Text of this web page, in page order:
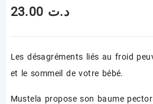
د.ت
Les désagréments liés au froid
et le sommeil de votre bébé.
Mustela propose son baume